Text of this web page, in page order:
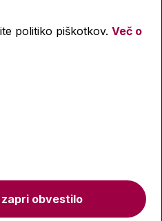
Preverite zalogo v
politiko piškotkov. Več o
obvestilo